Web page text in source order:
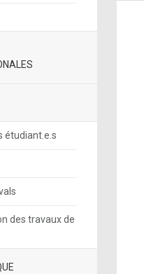
étudiant.e.s
des travaux de